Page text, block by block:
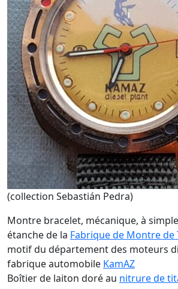
(collection Sebastián Pedra)
Montre bracelet, mécanique, à
étanche de la Fabrique de Montre de
motif du département des moteurs
fabrique automobile KamAZ
Boîtier de laiton doré au nitrure de